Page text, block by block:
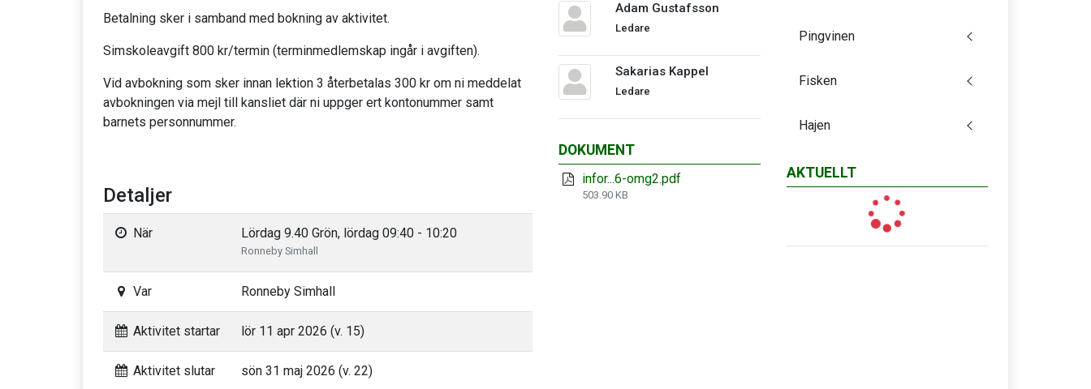
Adam Gustafsson
Ledare
Sakarias Kappel
Ledare
DOKUMENT
infor...6-omg2.pdf
503.90 KB
Betalning sker i samband med bokning av aktivitet.
Simskoleavgift 800 kr/termin (terminmedlemskap ingår i avgiften).
Vid avbokning som sker innan lektion 3 återbetalas 300 kr om ni meddelat
avbokningen via mejl till kansliet där ni uppger ert kontonummer samt
barnets personnummer.
Detaljer
När Lördag 9.40 Grön, lördag 09:40 - 10:20
Ronneby Simhall
Var Ronneby Simhall
Aktivitet startar lör 11 apr 2026 (v. 15)
Aktivitet slutar sön 31 maj 2026 (v. 22)
Pingvinen
Fisken
Hajen
AKTUELLT